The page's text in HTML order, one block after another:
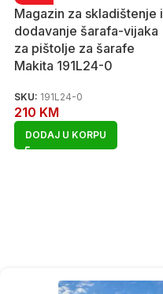
Magazin za skladištenje i
dodavanje šarafa-vijaka
za pištolje za šarafe
Makita 191L24-0
SKU: 191L24-0
210 KM
DODAJ U KORPU